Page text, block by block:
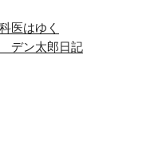
医はゆく
デン太郎日記